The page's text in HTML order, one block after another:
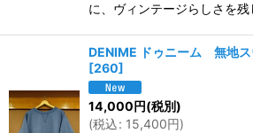
に、ヴィンテージらしさを
DENIME ドゥニーム 無地
[260]
14,000円(税別)
(税込: 15,400円)